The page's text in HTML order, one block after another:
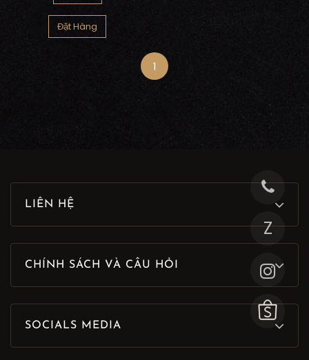
Đặt Hàng
1
LIÊN HỆ
CHÍNH SÁCH VÀ CÂU HỎI
SOCIALS MEDIA
Z